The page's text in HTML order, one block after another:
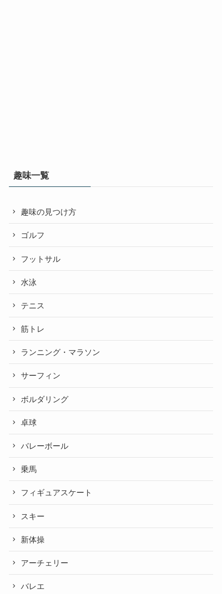
趣味一覧
趣味の見つけ方
ゴルフ
フットサル
水泳
テニス
筋トレ
ランニング・マラソン
サーフィン
ボルダリング
卓球
バレーボール
乗馬
フィギュアスケート
スキー
新体操
アーチェリー
バレエ